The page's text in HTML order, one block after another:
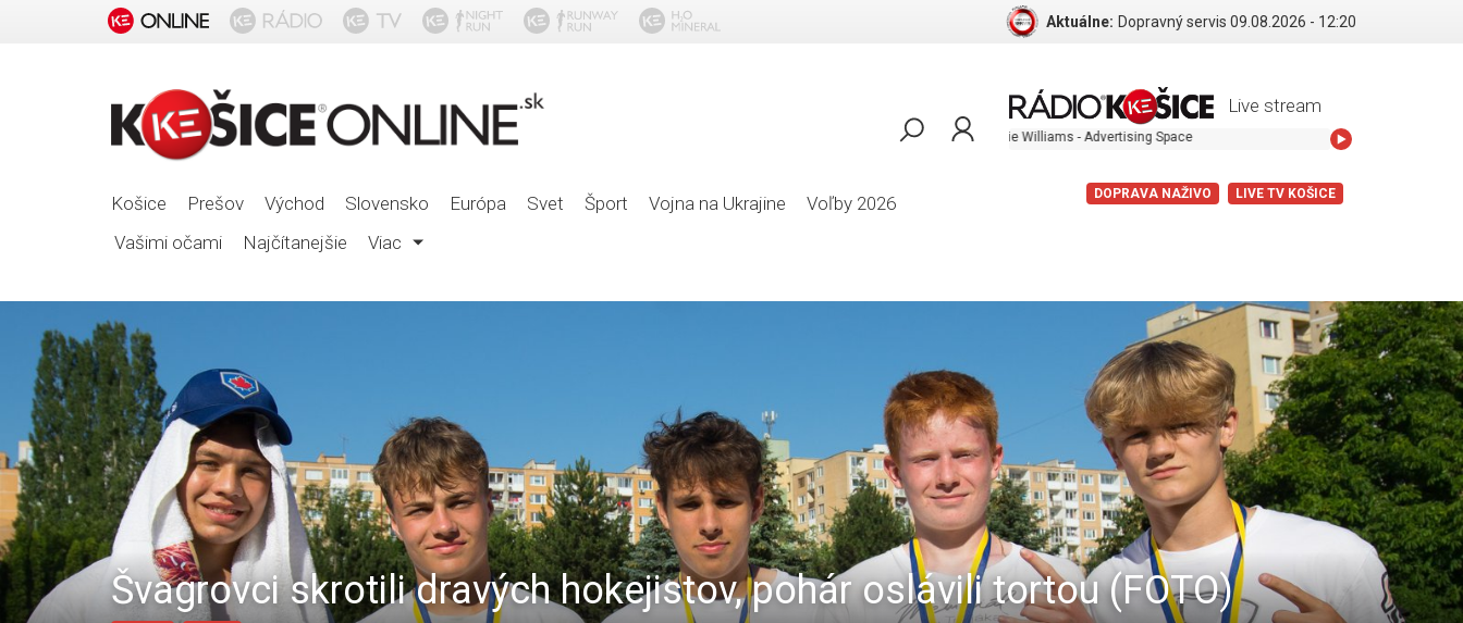
Aktuálne: Dopravný servis 09.08.2026 - 12:20
Košice Prešov Východ Slovensko Európa Svet Šport Vojna na Ukrajine
Voľby 2026
Vašimi očami
Najčítanejšie Viac
Live stream
Robbie Williams - Advertising Space
DOPRAVA NAŽIVO LIVE TV KOŠICE
Švagrovci skrotili dravých hokejistov, pohár oslávili tortou (FOTO)